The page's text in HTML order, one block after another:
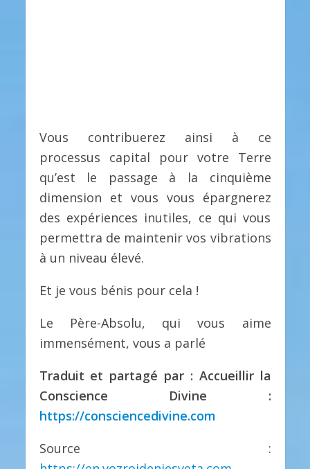
Vous contribuerez ainsi à ce
processus capital pour votre Terre
qu’est le passage à la cinquième
dimension et vous vous épargnerez
des expériences inutiles, ce qui vous
permettra de maintenir vos vibrations
à un niveau élevé.
Et je vous bénis pour cela !
Le Père-Absolu, qui vous aime
immensément, vous a parlé
Traduit et partagé par : Accueillir la
Conscience Divine :
https://consciencedivine.com
Source :